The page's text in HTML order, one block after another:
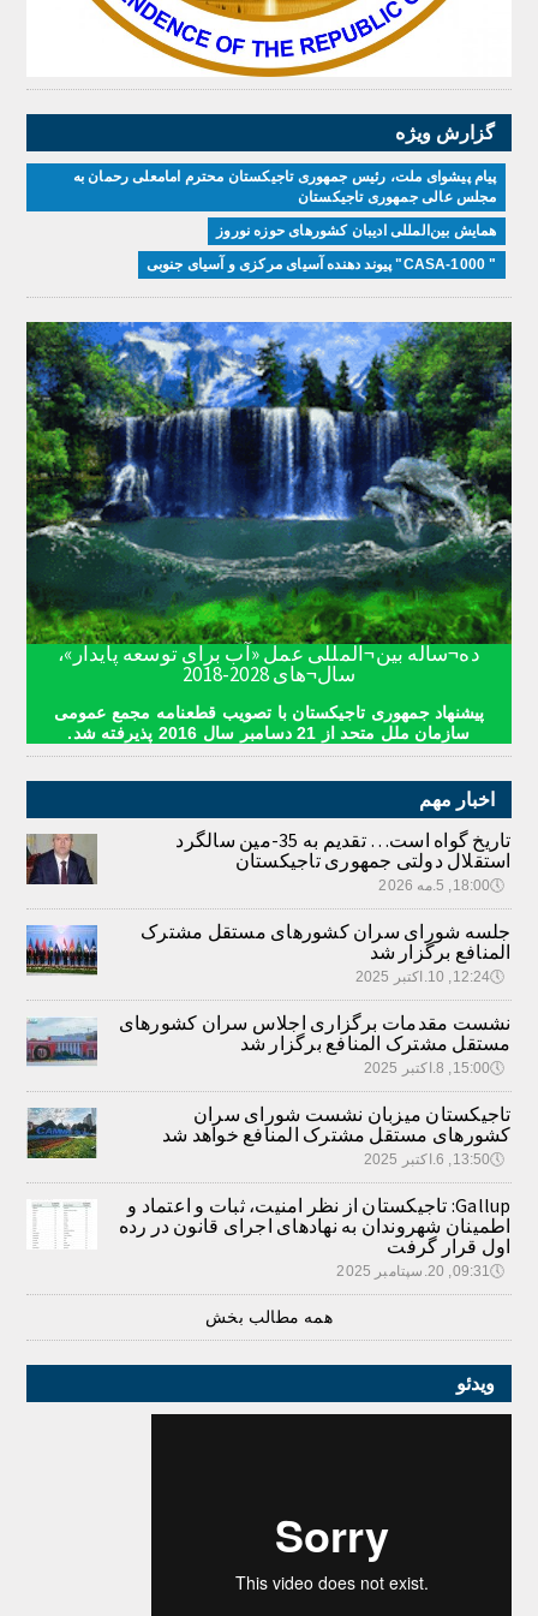
گزارش ویژه
پیام پیشوای ملت، رئیس جمهوری تاجیکستان محترم امامعلی رحمان به
مجلس عالی جمهوری تاجیکستان
همایش بین‌المللی ادیبان کشور‌های حوزه نوروز
" CASA-1000" پیوند دهنده آسیای مرکزی و آسیای جنوبی
ده¬ساله بین¬المللی عمل «آب برای توسعه پایدار»،
سال¬های 2028-2018
پیشنهاد جمهوری تاجیکستان با تصویب قطعنامه مجمع عمومی
سازمان ملل متحد از 21 دسامبر سال 2016 پذیرفته شد.
اخبار مهم
تاریخ گواه است… تقدیم به 35-مین سالگرد
استقلال دولتی جمهوری تاجیکستان
🕔18:00, 5.مه 2026
جلسه شورای سران کشورهای مستقل مشترک
المنافع برگزار شد
🕔12:24, 10.اکتبر 2025
نشست مقدمات برگزاری اجلاس سران کشورهای
مستقل مشترک المنافع برگزار شد
🕔15:00, 8.اکتبر 2025
تاجیکستان میزبان نشست شورای سران
کشورهای مستقل مشترک المنافع خواهد شد
🕔13:50, 6.اکتبر 2025
Gallup: تاجیکستان از نظر امنیت، ثبات و اعتماد و
اطمینان شهروندان به نهادهای اجرای قانون در رده
اول قرار گرفت
🕔09:31, 20.سپتامبر 2025
همه مطالب بخش
ویدئو